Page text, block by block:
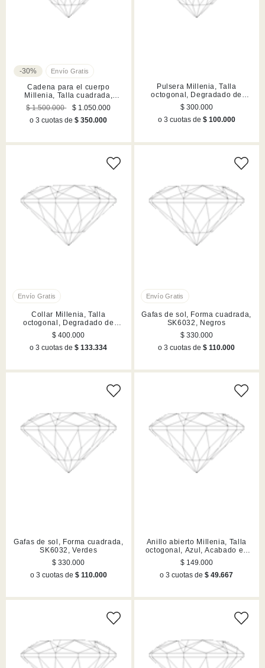
-30%
Cadena para el cuerpo
Millenia, Talla cuadrada,
Blanca, Acabado en rodio
$ 1.500.000
$ 1.050.000
o 3 cuotas de$ 350.000
Pulsera Millenia, Talla
octogonal, Degradado de
color, Azul, Acabado en rodio
$ 300.000
o 3 cuotas de $ 100.000
Collar Millenia, Talla
octogonal, Degradado de
color, Azul, Acabado en rodio
$ 400.000
o 3 cuotas de$ 133.334
Gafas de sol, Forma cuadrada,
SK6032, Negros
$ 330.000
o 3 cuotas de$ 110.000
Gafas de sol, Forma cuadrada,
SK6032, Verdes
$ 330.000
o 3 cuotas de $ 110.000
Anillo abierto Millenia, Talla
octogonal, Azul, Acabado en
rodio
$ 149.000
o 3 cuotas de$ 49.667